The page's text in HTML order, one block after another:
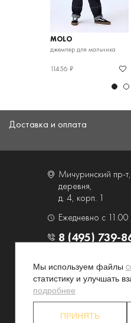
MOLO
джемпер для мальчика
11456 ₽
Доставка и оплата
Мичуринский пр-
деревня,
д. 4, корп. 1
Ежедневно с
8 (495) 739-
О компании
Контакты и схема проезда
Партнерские программы
Мы используем файлы
статистику и улучшать
подробнее
ПРИНЯТЬ